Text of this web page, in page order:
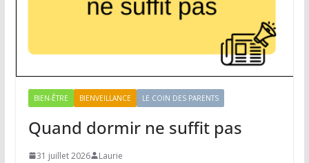
BIEN-ÊTRE BIENVEILLANCE LE COIN DES PARENTS
Quand dormir ne suffit pas
31 juillet 2026 Laurie